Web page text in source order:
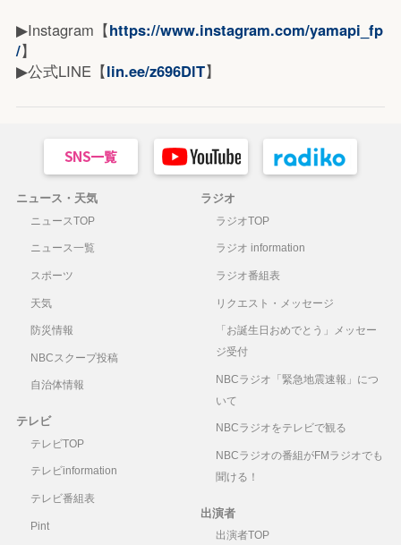
▶Instagram【https://www.instagram.com/yamapi_fp
/】
▶公式LINE【lin.ee/z696DlT】
ニュース・天気
ニュースTOP
ニュース一覧
スポーツ
天気
防災情報
NBCスクープ投稿
自治体情報
テレビ
テレビTOP
テレビinformation
テレビ番組表
Pint
ラジオ
ラジオTOP
ラジオ information
ラジオ番組表
リクエスト・メッセージ
「お誕生日おめでとう」メッセー
ジ受付
NBCラジオ「緊急地震速報」につ
いて
NBCラジオをテレビで観る
NBCラジオの番組がFMラジオでも
聞ける！
出演者
出演者TOP